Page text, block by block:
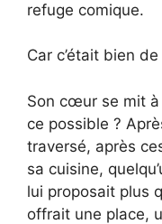
refuge comique.
Car c’était bien
Son cœur se mit
ce possible ?
traversé, après
sa cuisine,
lui proposait plus
offrait une place,